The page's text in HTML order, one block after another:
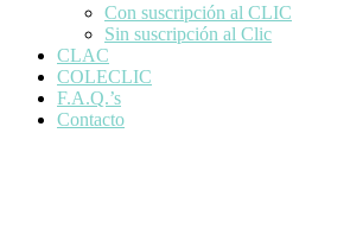
Con suscripción al CLIC
Sin suscripción al Clic
CLAC
COLECLIC
F.A.Q.’s
Contacto